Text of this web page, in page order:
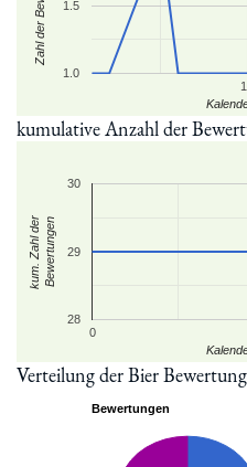
1.0
1.5
kumulative Anzahl der
0
28
29
30
kum. Zahl derBewertungen
Verteilung der Bier
Bewertungen